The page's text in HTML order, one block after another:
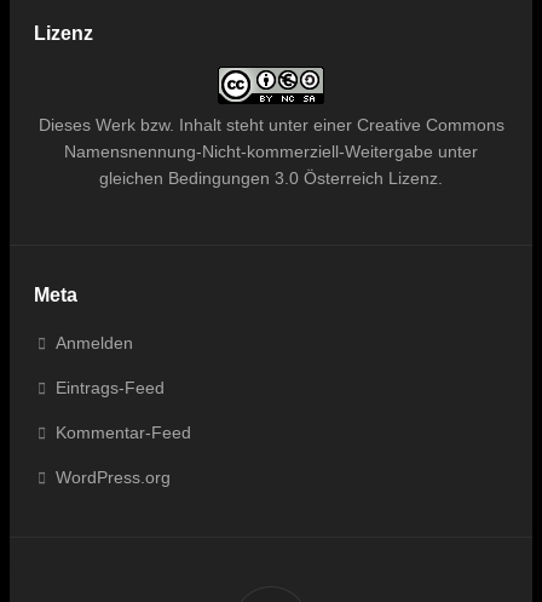
Lizenz
Dieses Werk bzw. Inhaltsteht unter einer Creative Commons
Namensnennung-Nicht-kommerziell-Weitergabe unter
gleichen Bedingungen 3.0 Österreich Lizenz
Meta
Anmelden
Eintrags-Feed
Kommentar-Feed
WordPress.org